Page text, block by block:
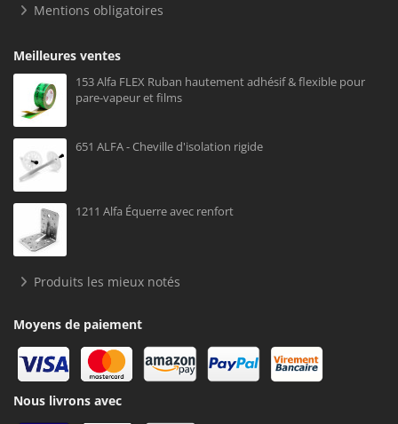
Mentions obligatoires
Meilleures ventes
153 Alfa FLEX Ruban hautement adhésif & flexible pour
pare-vapeur et films
651 ALFA - Cheville d'isolation rigide
1211 Alfa Équerre avec renfort
Produits les mieux notés
Moyens de paiement
Nous livrons avec